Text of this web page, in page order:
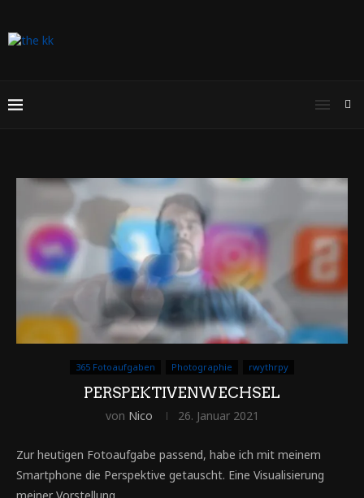
365 Fotoaufgaben Photographie rwythrpy
PERSPEKTIVENWECHSEL
von Nico 26. Januar 2021
Zur heutigen Fotoaufgabe passend, habe ich mit meinem
Smartphone die Perspektive getauscht. Eine Visualisierung